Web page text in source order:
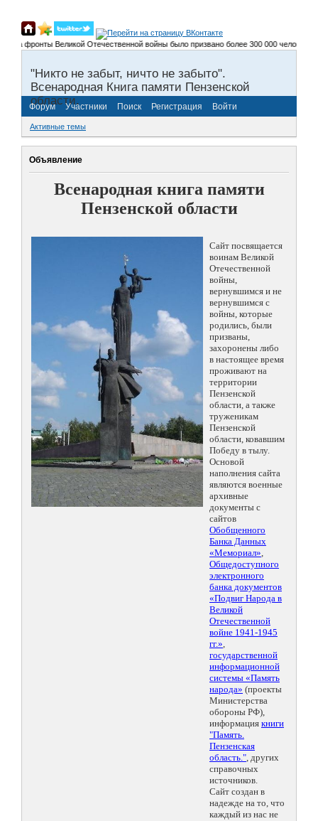
на фронты Великой Отечественной войны было призвано более 300 000 человек,
"Никто не забыт, ничто не забыто".
Всенародная Книга памяти Пензенской
области.
Форум Участники Поиск Регистрация Войти
Активные темы
Объявление
Всенародная книга памяти
Пензенской области
Сайт посвящается
воинам Великой
Отечественной
войны,
вернувшимся и не
вернувшимся с
войны, которые
родились, были
призваны,
захоронены либо
в настоящее время
проживают на
территории
Пензенской
области, а также
труженикам
Пензенской
области, ковавшим
Победу в тылу.
Основой
наполнения сайта
являются военные
архивные
документы с
сайтов
Обобщенного
Банка Данных
«Мемориал»,
Общедоступного
электронного
банка документов
«Подвиг Народа в
Великой
Отечественной
войне 1941-1945
гг.»,
государственной
информационной
системы «Память
народа» (проекты
Министерства
обороны РФ),
информация книги
"Память.
Пензенская
область.", других
справочных
источников.
Сайт создан в
надежде на то, что
каждый из нас не